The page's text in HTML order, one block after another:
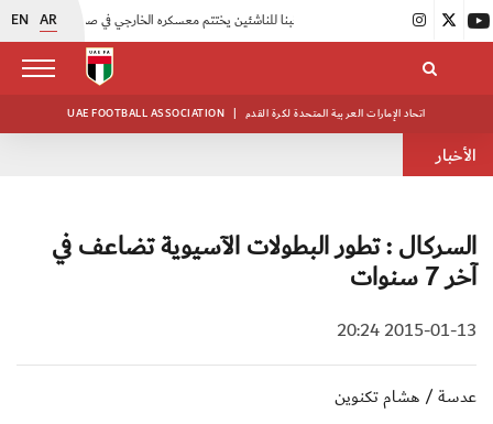
EN AR
UAE FOOTBALL ASSOCIATION | اتحاد الإمارات العربية المتحدة لكرة القدم
الأخبار
السركال : تطور البطولات الآسيوية تضاعف في
آخر 7 سنوات
2015-01-13 20:24
عدسة / هشام تكنوين